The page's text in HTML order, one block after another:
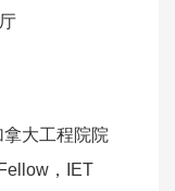
大工程院院
，IET